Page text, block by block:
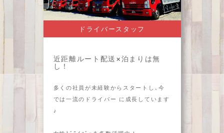
ドライバースタッフ
近距離ルート配送×泊まりは無
し！
多くの社員が未経験からスタートし､今
では一流のドライバー に成長しています
♪